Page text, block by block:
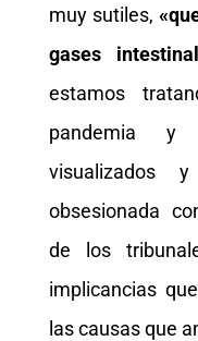
muy sutiles,
gases
estamos
pandemia
visualizados
obsesionada
de los
implicancias
las causas que